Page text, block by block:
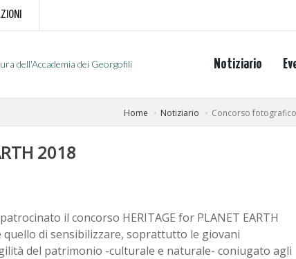
dell'Accademia dei Georgofili Notiziario
Home Notiziario Concorso fotografico
2018
il concorso HERITAGE for PLANET EARTH
quello di sensibilizzare, soprattutto le giovani
del patrimonio -culturale e naturale- coniugato agli